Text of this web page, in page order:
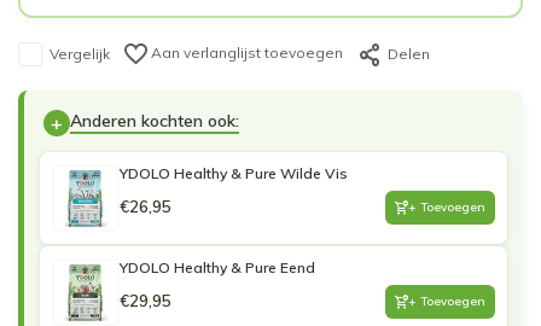
Vergelijk Aan verlanglijst toevoegen Delen
+ Anderen kochten ook:
YDOLO Healthy & Pure Wilde Vis
€26,95 + Toevoegen
YDOLO Healthy & Pure Eend
€29,95 + Toevoegen